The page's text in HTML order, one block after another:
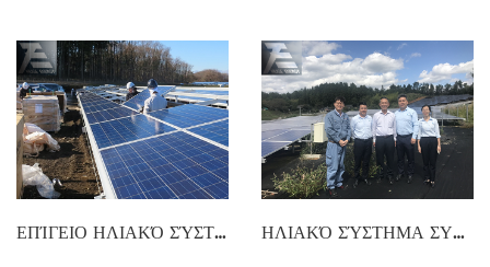
ΕΠΊΓΕΙΟ ΗΛΙΑΚΌ ΣΎΣΤΗΜΑ ΣΥΝΑΡΜΟΛΌΓΗΣΗΣ ΗΛΙΑΚΌ ΣΎΣΤΗΜΑ ΣΥΝΑΡΜΟΛΌΓΗΣΗΣ